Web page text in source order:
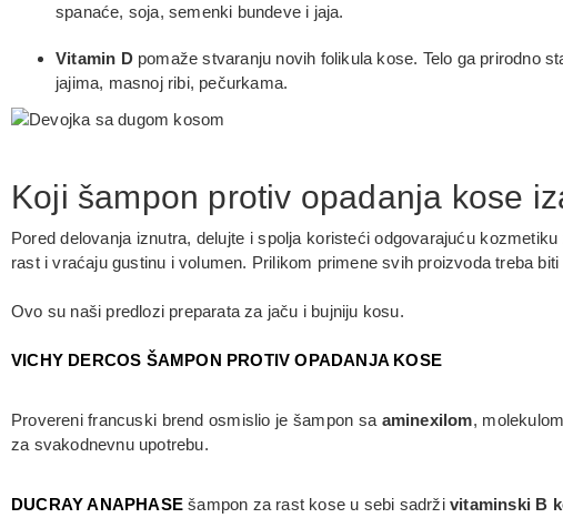
spanaće, soja, semenki bundeve i jaja.
Vitamin Dpomaže stvaranju novih folikula kose. Telo ga prirodno
jajima, masnoj ribi, pečurkama.
Koji šampon protiv opadanja kose
Pored delovanja iznutra, delujte i spolja koristeći odgovarajuću
rast i vraćaju gustinu i volumen. Prilikom primene svih proizvoda treba
Ovo su naši predlozi preparata za jaču i bujniju kosu.
VICHY DERCOS ŠAMPON PROTIV OPADANJA KOSE
Provereni francuski brend osmislio je šampon sa aminexilom,
za svakodnevnu upotrebu.
DUCRAY ANAPHASE šampon za rast kose u sebi sadrži vitaminski B